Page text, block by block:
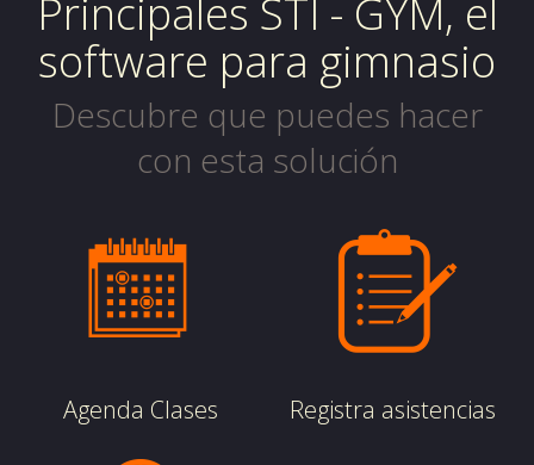
Principales STI - GYM, el
software para gimnasio
Descubre que puedes hacer
con esta solución
Agenda Clases Registra asistencias